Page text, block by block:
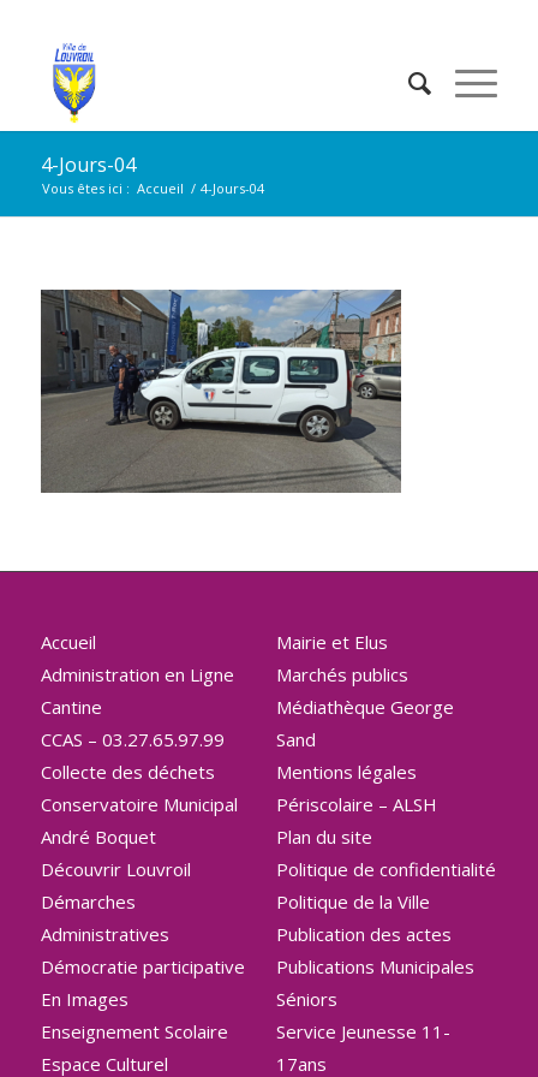
4-Jours-04
Vous êtes ici : Accueil / 4-Jours-04
Accueil
Administration en Ligne
Cantine
CCAS – 03.27.65.97.99
Collecte des déchets
Conservatoire Municipal
André Boquet
Découvrir Louvroil
Démarches
Administratives
Démocratie participative
En Images
Enseignement Scolaire
Espace Culturel
Mairie et Elus
Marchés publics
Médiathèque George
Sand
Mentions légales
Périscolaire – ALSH
Plan du site
Politique de confidentialité
Politique de la Ville
Publication des actes
Publications Municipales
Séniors
Service Jeunesse 11-
17ans